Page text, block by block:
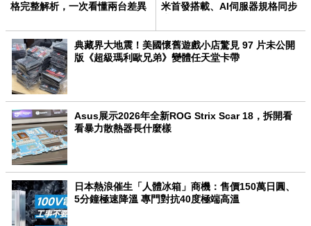
格完整解析，一次看懂兩台差異
米首發搭載、AI伺服器規格同步
典藏界大地震！美國懷舊遊戲小店驚見 97 片未公開
版《超級瑪利歐兄弟》變體任天堂卡帶
Asus展示2026年全新ROG Strix Scar 18，拆開看
看暴力散熱器長什麼樣
日本熱浪催生「人體冰箱」商機：售價150萬日圓、
5分鐘極速降溫 專門對抗40度極端高溫